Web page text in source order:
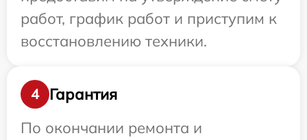
работ, график работ и приступим к
восстановлению техники.
4
Гарантия
По окончании ремонта и